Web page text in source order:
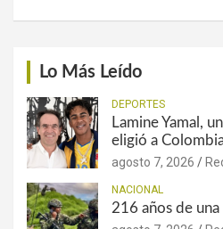
Lo Más Leído
DEPORTES
Lamine Yamal,
eligió a
agosto 7, 2026
NACIONAL
216 años de